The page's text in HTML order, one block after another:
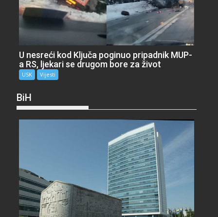
U nesreći kod Ključa poginuo pripadnik MUP-
a RS, ljekari se drugom bore za život
USK Vijesti
BiH